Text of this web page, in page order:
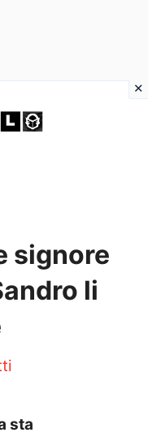
signore
li
sta